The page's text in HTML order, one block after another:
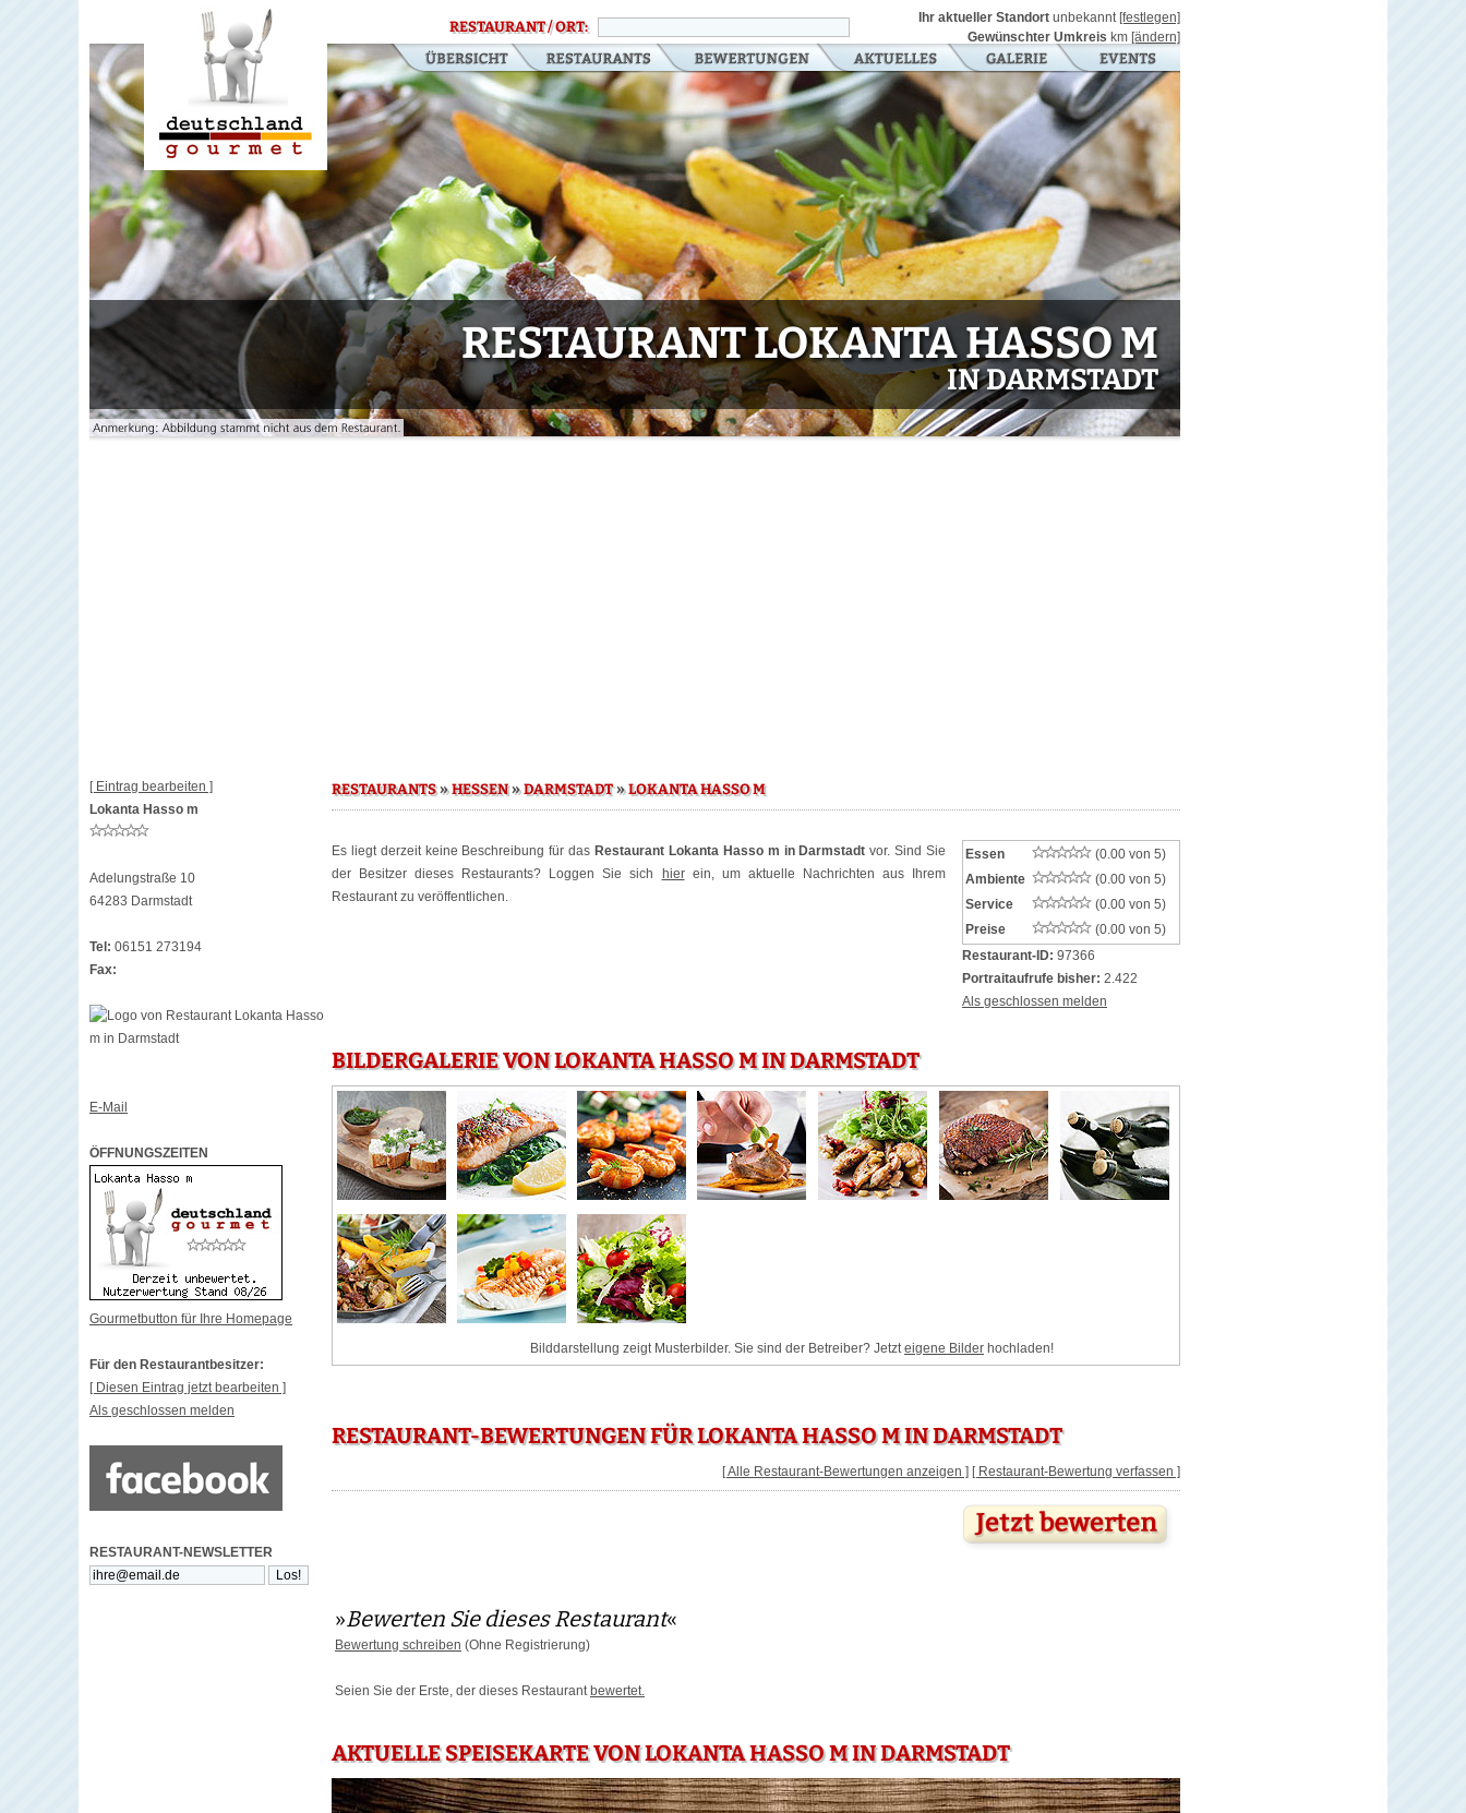
RESTAURANT / ORT:
Ihr aktueller Standort unbekannt [festlegen]
Gewünschter Umkreis km [ändern]
RESTAURANT LOKANTA HASSO M
IN DARMSTADT
[ Eintrag bearbeiten ]
Lokanta Hasso m
Adelungstraße 10
64283 Darmstadt
Tel: 06151 273194
Fax:
E-Mail
ÖFFNUNGSZEITEN
Gourmetbutton für Ihre Homepage
Für den Restaurantbesitzer:
[ Diesen Eintrag jetzt bearbeiten ]
Als geschlossen melden
RESTAURANT-NEWSLETTER
RESTAURANTS»HESSEN»DARMSTADT»LOKANTA HASSO M
Es liegt derzeit keine Beschreibung für das Restaurant Lokanta Hasso m in Darmstadt vor. Sind Sie
der Besitzer dieses Restaurants? Loggen Sie sich
hierein, um aktuelle Nachrichten aus Ihrem
Restaurant zu veröffentlichen.
Essen
(0.00 von 5)
Ambiente
(0.00 von 5)
Service
(0.00 von 5)
Preise
(0.00 von 5)
Restaurant-ID: 97366
Portraitaufrufe bisher: 2.422
Als geschlossen melden
BILDERGALERIE VON LOKANTA HASSO M IN DARMSTADT
Bilddarstellung zeigt Musterbilder. Sie sind der Betreiber? Jetzteigene Bilder hochladen!
RESTAURANT-BEWERTUNGEN FÜR LOKANTA HASSO M IN DARMSTADT
[ Alle Restaurant-Bewertungen anzeigen ] [ Restaurant-Bewertung verfassen ]
»Bewerten Sie dieses Restaurant«
Bewertung schreiben (Ohne Registrierung)
Seien Sie der Erste, der dieses Restaurant bewertet.
AKTUELLE SPEISEKARTE VON LOKANTA HASSO M IN DARMSTADT